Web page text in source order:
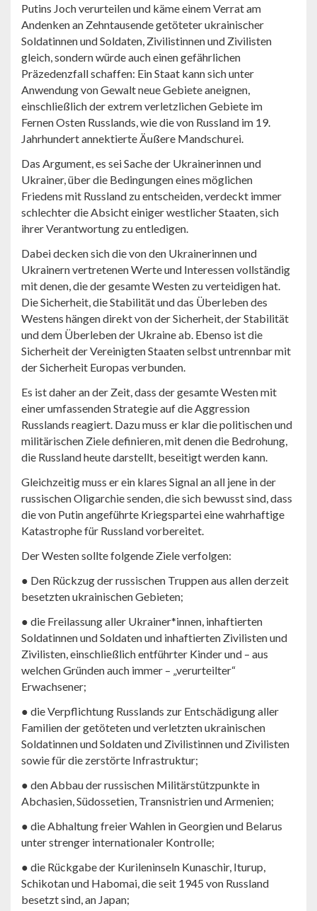
Putins Joch verurteilen und käme einem Verrat am
Andenken an Zehntausende getöteter ukrainischer
Soldatinnen und Soldaten, Zivilistinnen und Zivilisten
gleich, sondern würde auch einen gefährlichen
Präzedenzfall schaffen: Ein Staat kann sich unter
Anwendung von Gewalt neue Gebiete aneignen,
einschließlich der extrem verletzlichen Gebiete im
Fernen Osten Russlands, wie die von Russland im 19.
Jahrhundert annektierte Äußere Mandschurei.
Das Argument, es sei Sache der Ukrainerinnen und
Ukrainer, über die Bedingungen eines möglichen
Friedens mit Russland zu entscheiden, verdeckt immer
schlechter die Absicht einiger westlicher Staaten, sich
ihrer Verantwortung zu entledigen.
Dabei decken sich die von den Ukrainerinnen und
Ukrainern vertretenen Werte und Interessen vollständig
mit denen, die der gesamte Westen zu verteidigen hat.
Die Sicherheit, die Stabilität und das Überleben des
Westens hängen direkt von der Sicherheit, der Stabilität
und dem Überleben der Ukraine ab. Ebenso ist die
Sicherheit der Vereinigten Staaten selbst untrennbar mit
der Sicherheit Europas verbunden.
Es ist daher an der Zeit, dass der gesamte Westen mit
einer umfassenden Strategie auf die Aggression
Russlands reagiert. Dazu muss er klar die politischen und
militärischen Ziele definieren, mit denen die Bedrohung,
die Russland heute darstellt, beseitigt werden kann.
Gleichzeitig muss er ein klares Signal an all jene in der
russischen Oligarchie senden, die sich bewusst sind, dass
die von Putin angeführte Kriegspartei eine wahrhaftige
Katastrophe für Russland vorbereitet.
Der Westen sollte folgende Ziele verfolgen:
● Den Rückzug der russischen Truppen aus allen derzeit
besetzten ukrainischen Gebieten;
● die Freilassung aller Ukrainer*innen, inhaftierten
Soldatinnen und Soldaten und inhaftierten Zivilisten und
Zivilisten, einschließlich entführter Kinder und – aus
welchen Gründen auch immer – „verurteilter“
Erwachsener;
● die Verpflichtung Russlands zur Entschädigung aller
Familien der getöteten und verletzten ukrainischen
Soldatinnen und Soldaten und Zivilistinnen und Zivilisten
sowie für die zerstörte Infrastruktur;
● den Abbau der russischen Militärstützpunkte in
Abchasien, Südossetien, Transnistrien und Armenien;
● die Abhaltung freier Wahlen in Georgien und Belarus
unter strenger internationaler Kontrolle;
● die Rückgabe der Kurileninseln Kunaschir, Iturup,
Schikotan und Habomai, die seit 1945 von Russland
besetzt sind, an Japan;